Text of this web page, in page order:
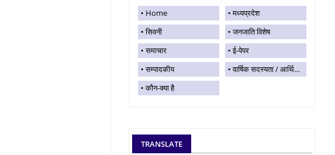
Home
मध्यप्रदेश
सिवनी
जनजाति विशेष
समाचार
ई-पेपर
सम्पादकीय
वार्षिक सदस्यता / आर्थिक सहयोग
कौन-क्या है
TRANSLATE